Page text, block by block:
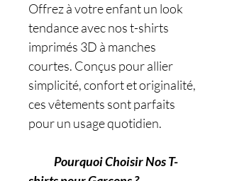
Offrez à votre enfant un look
tendance avec nos t-shirts
imprimés 3D à manches
courtes. Conçus pour allier
simplicité, confort et originalité,
ces vêtements sont parfaits
pour un usage quotidien.
Pourquoi Choisir Nos T-